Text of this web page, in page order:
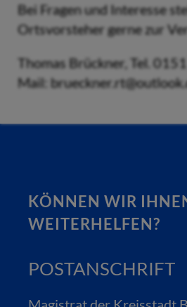
Bei Fragen und Interesse
Ortsvorsteher gerne zur
Thomas Brückner, Tel.
Mail:
KÖNNEN WIR
WEITERHELFEN?
POSTANSCHRIFT